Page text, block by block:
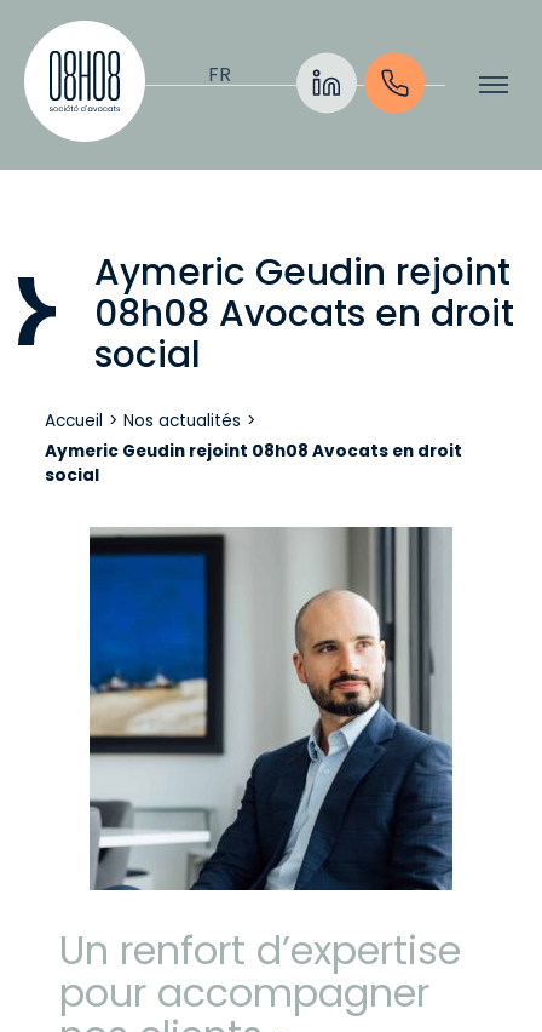
Aller au contenu
FR
Aymeric Geudin rejoint
08h08 Avocats en droit
social
Accueil > Nos actualités >
Aymeric Geudin rejoint 08h08 Avocats en droit
social
Un renfort d’expertise
pour accompagner